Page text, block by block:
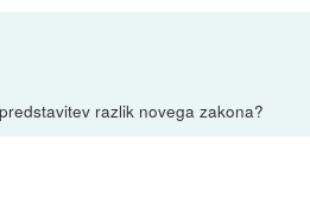
razlik novega zakona?